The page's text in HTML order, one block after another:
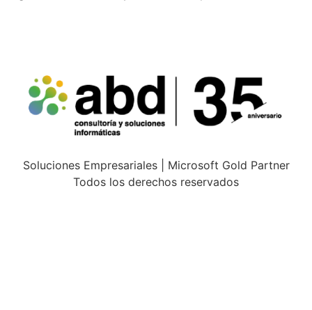
Soluciones Empresariales | Microsoft Gold Partner
Todos los derechos reservados